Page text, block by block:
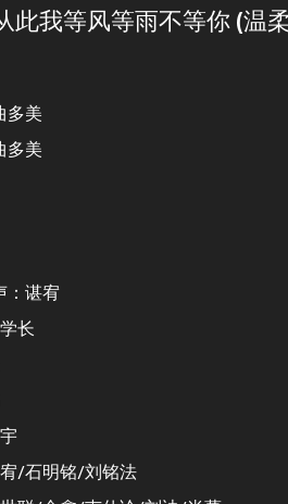
此我等风等雨不等你 (温
多美
多美
：谌宥
长
/石明铭/刘铭法